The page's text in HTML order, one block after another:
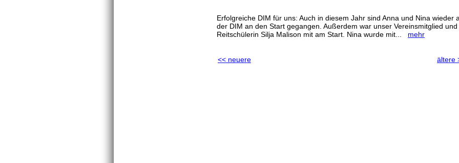
Erfolgreiche DIM für uns: Auch in diesem Jahr sind Anna und Nina wieder
der DIM an den Start gegangen. Außerdem war unser Vereinsmitglied und
Reitschülerin Silja Malison mit am Start. Nina wurde mit... mehr
<< neuere ältere